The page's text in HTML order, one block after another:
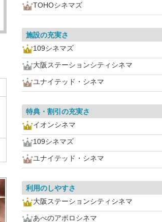
TOHOシネマズ
施設の充実さ
109シネマズ
大阪ステーションシティシネマ
ユナイテッド・シネマ
特典・割引の充実さ
イオンシネマ
109シネマズ
ユナイテッド・シネマ
利用のしやすさ
大阪ステーションシティシネマ
あべのアポロシネマ